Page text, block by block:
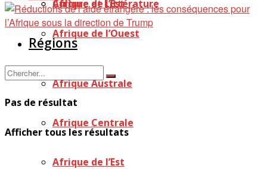
Afrique de l’Est
Afrique de l’Ouest
Pas de résultat
Afficher tous les résultats
Culture et Littérature
Régions
Afrique Australe
Afrique Centrale
Afrique de l’Est